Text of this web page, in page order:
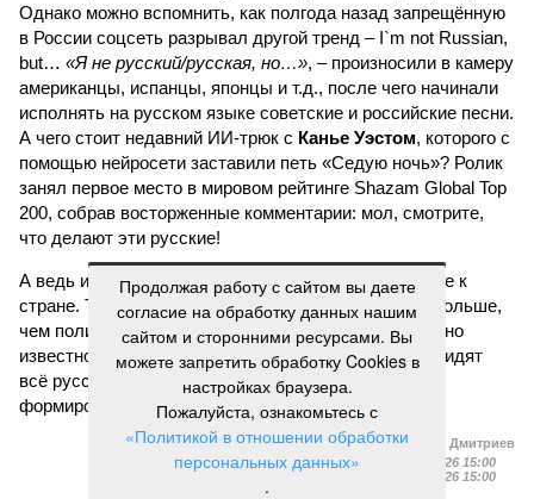
Однако можно вспомнить, как полгода назад запрещённую
в России соцсеть разрывал другой тренд – I`m not Russian,
but… «Я не русский/русская, но…», – произносили в камеру
американцы, испанцы, японцы и т.д., после чего начинали
исполнять на русском языке советские и российские песни.
А чего стоит недавний ИИ-трюк с Канье Уэстом, которого с
помощью нейросети заставили петь «Седую ночь»? Ролик
занял первое место в мировом рейтинге Shazam Global Top
200, собрав восторженные комментарии: мол, смотрите,
что делают эти русские!
А ведь из таких мелочей и складывается отношение к
стране. То, что мультики с песнями часто делают больше,
чем политики своими речами, профессионалам давно
известно. Но заявлять о том, что за границей ненавидят
всё русское, конечно, намного проще, чем умело
формировать нужный имидж.
Иван Дмитриев
Опубликовано:
09.08.2026 15:00
Отредактировано:
09.08.2026 15:00
Продолжая работу с сайтом вы даете
согласие на обработку данных нашим
сайтом и сторонними ресурсами. Вы
можете запретить обработку Cookies в
настройках браузера.
Пожалуйста, ознакомьтесь с
«Политикой в отношении обработки
персональных данных»
.